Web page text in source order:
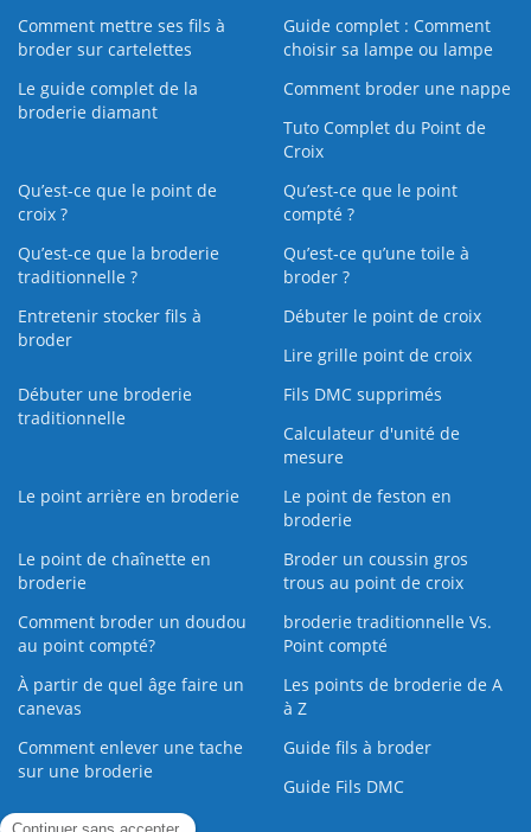
Comment mettre ses fils à
broder sur cartelettes
Guide complet : Comment
choisir sa lampe ou lampe
Le guide complet de la
broderie diamant
Comment broder une nappe
Tuto Complet du Point de
Croix
Qu’est-ce que le point de
croix ?
Qu’est-ce que le point
compté ?
Qu’est-ce que la broderie
traditionnelle ?
Qu’est‑ce qu’une toile à
broder ?
Entretenir stocker fils à
broder
Débuter le point de croix
Lire grille point de croix
Débuter une broderie
traditionnelle
Fils DMC supprimés
Calculateur d'unité de
mesure
Le point arrière en broderie
Le point de feston en
broderie
Le point de chaînette en
broderie
Broder un coussin gros
trous au point de croix
Comment broder un doudou
au point compté?
broderie traditionnelle Vs.
Point compté
À partir de quel âge faire un
canevas
Les points de broderie de A
à Z
Comment enlever une tache
sur une broderie
Guide fils à broder
Guide Fils DMC
Guide de la Broderie